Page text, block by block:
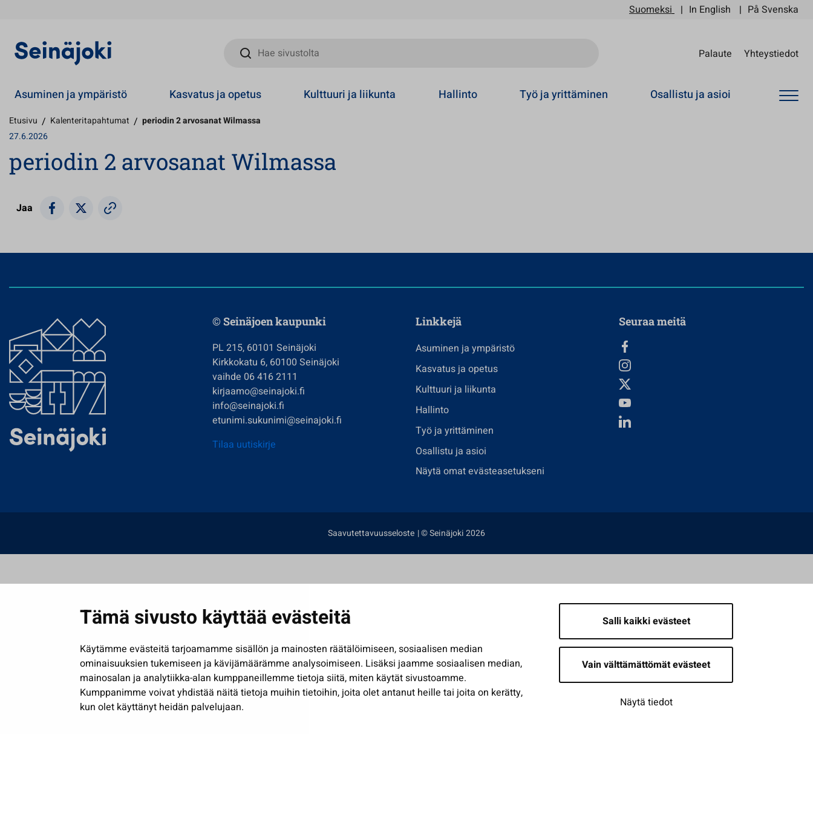
Tämä sivusto käyttää evästeitä
Käytämme evästeitä tarjoamamme sisällön ja mainosten räätälöimiseen, sosiaalisen median
ominaisuuksien tukemiseen ja kävijämäärämme analysoimiseen. Lisäksi jaamme sosiaalisen median,
mainosalan ja analytiikka-alan kumppaneillemme tietoja siitä, miten käytät sivustoamme.
Kumppanimme voivat yhdistää näitä tietoja muihin tietoihin, joita olet antanut heille tai joita on kerätty,
kun olet käyttänyt heidän palvelujaan.
Salli kaikki evästeet
Vain välttämättömät evästeet
Näytä tiedot
Suomeksi In English På Svenska
Hae sivustolta
Palaute Yhteystiedot
Asuminen ja ympäristö Kasvatus ja opetus Kulttuuri ja liikunta Hallinto Työ ja yrittäminen Osallistu ja asioi
Etusivu / Kalenteritapahtumat / periodin 2 arvosanat Wilmassa
27.6.2026
periodin 2 arvosanat Wilmassa
Jaa
© Seinäjoen kaupunki
PL 215, 60101 Seinäjoki
Kirkkokatu 6, 60100 Seinäjoki
vaihde 06 416 2111
kirjaamo@seinajoki.fi
info@seinajoki.fi
etunimi.sukunimi@seinajoki.fi
Tilaa uutiskirje
Linkkejä
Asuminen ja ympäristö
Kasvatus ja opetus
Kulttuuri ja liikunta
Hallinto
Työ ja yrittäminen
Osallistu ja asioi
Näytä omat evästeasetukseni
Seuraa meitä
Saavutettavuusseloste | © Seinäjoki 2026